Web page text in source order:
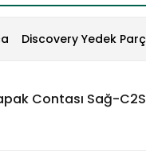
Discovery Yedek
Contası Sağ-